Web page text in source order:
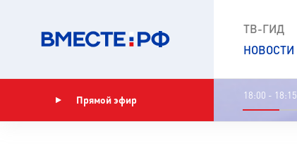
ТВ-ГИД
НОВОСТИ
Прямой эфир 18:00 - 18:15